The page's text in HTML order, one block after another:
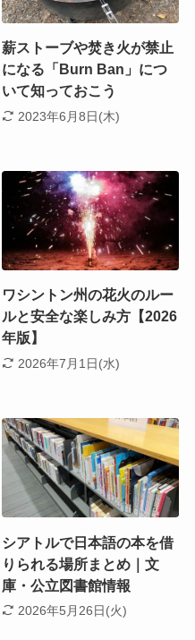
薪ストーブや焚き火が禁止
になる「Burn Ban」につ
いて知っておこう
2023年6月8日(木)
ワシントン州の花火のルー
ルと安全な楽しみ方【2026
年版】
2026年7月1日(水)
シアトルで日本語の本を借
りられる場所まとめ｜文
庫・公立図書館情報
2026年5月26日(火)